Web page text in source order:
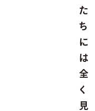
た
ち
に
は
全
く
見